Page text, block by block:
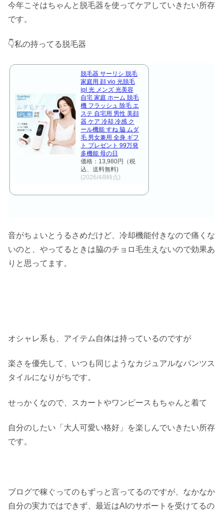
今年こそはちゃんと脱毛器を使ってケアしていきたい所存
です。
👇️私の持ってる脱毛器
脱毛器 サーリシ 脱毛
家庭用 顔 vio 光脱毛
ipl 光 メンズ 光美容
自宅 家庭 ホーム 脱毛
機 フラッシュ 除毛 エ
ステ 自宅用 男性 美顔
器 ケア 冷却 冷感 ク
ール機能 すね 脇 ムダ
毛 男女兼用 全身 ギフ
ト プレゼント 99万発
多機能 母の日
価格：13,980円（税
込、送料無料)
(2026/4/8時点)
音がちょいとうるさめだけど、冷却機能付きなので痛くな
いのと、やってるときは脇のチョロ毛生えないので効果あ
りと思ってます。
オシャレ系も、アイテム自体は持っているのですが
楽さを優先して、いつも同じようなカジュアルなパンツス
タイルになりがちです。
せっかくなので、スカートやワンピースもちゃんと着て
自分のしたい「大人可愛い格好」を楽しんでいきたい所存
です。
ブログで稼ぐってのもずっと言ってるのですが、なかなか
自分の実力ではできず、最近はAIのサポートを受けてるの